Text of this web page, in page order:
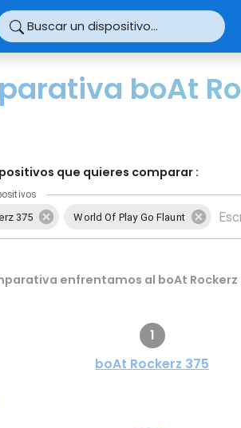
Buscar un dispositivo...
boAt
que quieres comparar :
375 World Of Play Go Flaunt
enfrentamos al boAt Rockerz
1
boAt Rockerz 375